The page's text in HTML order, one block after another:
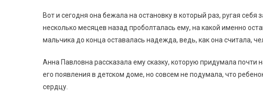
Вот и сегодня она бежала на остановку в который раз, ругая
несколько месяцев назад проболталась ему, на какой именно
мальчика до конца оставалась надежда, ведь, как она считала,
Анна Павловна рассказала ему сказку, которую придумала почти
его появления в детском доме, но совсем не подумала, что
сердцу.